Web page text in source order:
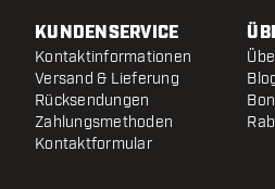
KUNDENSERVICE
Kontaktinformationen
Versand & Lieferung
Rücksendungen
Zahlungsmethoden
Kontaktformular